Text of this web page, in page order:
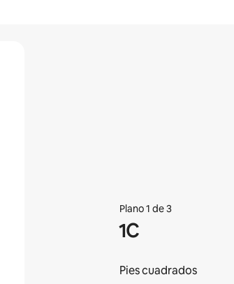
Plano 1 de 3
1C
Pies cuadrados